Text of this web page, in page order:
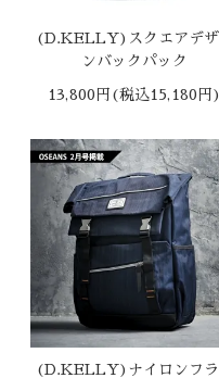
(D.KELLY)スクエアデザ
ンバックパック
13,800円(税込15,180円)
(D.KELLY)ナイロンフラ